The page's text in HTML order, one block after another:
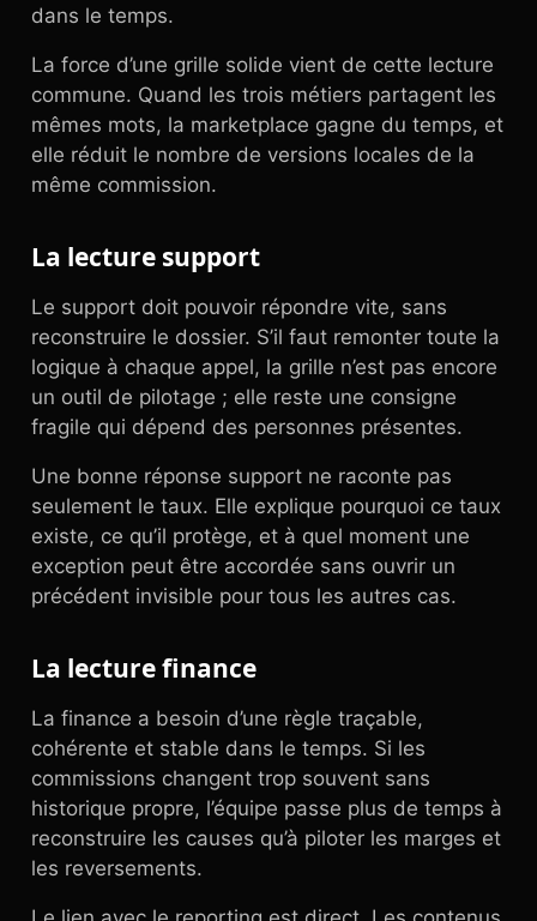
dans le temps.
La force d’une grille solide vient de cette lecture
commune. Quand les trois métiers partagent les
mêmes mots, la marketplace gagne du temps, et
elle réduit le nombre de versions locales de la
même commission.
La lecture support
Le support doit pouvoir répondre vite, sans
reconstruire le dossier. S’il faut remonter toute la
logique à chaque appel, la grille n’est pas encore
un outil de pilotage ; elle reste une consigne
fragile qui dépend des personnes présentes.
Une bonne réponse support ne raconte pas
seulement le taux. Elle explique pourquoi ce taux
existe, ce qu’il protège, et à quel moment une
exception peut être accordée sans ouvrir un
précédent invisible pour tous les autres cas.
La lecture finance
La finance a besoin d’une règle traçable,
cohérente et stable dans le temps. Si les
commissions changent trop souvent sans
historique propre, l’équipe passe plus de temps à
reconstruire les causes qu’à piloter les marges et
les reversements.